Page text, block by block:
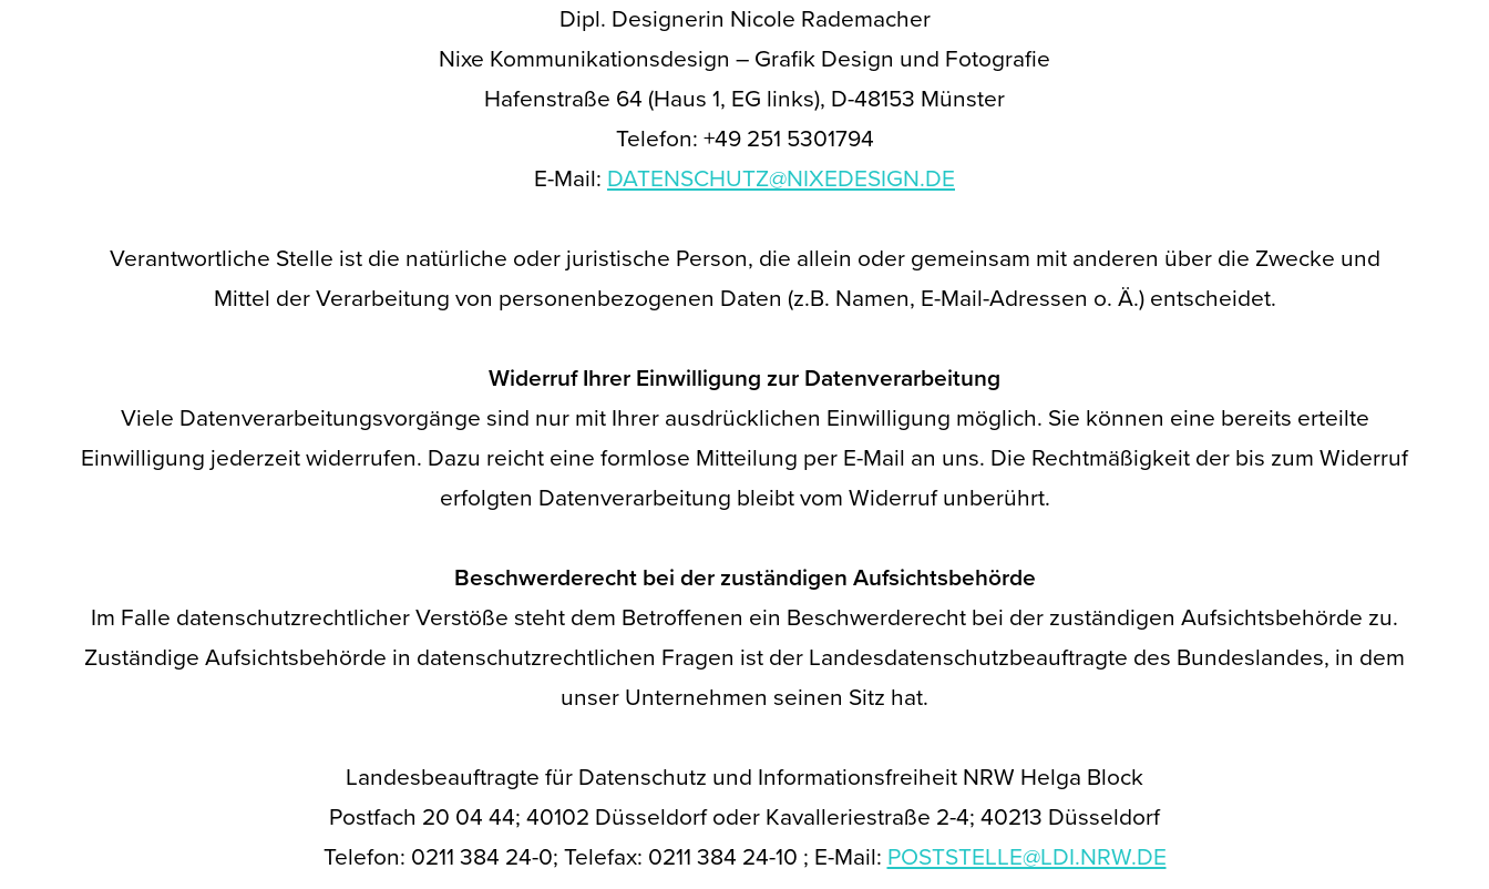
Dipl. Designerin Nicole Rademacher
Nixe Kommunikationsdesign – Grafik Design und Fotografie
Hafenstraße 64 (Haus 1, EG links), D-48153 Münster
Telefon: +49 251 5301794
E-Mail: DATENSCHUTZ@NIXEDESIGN.DE
Verantwortliche Stelle ist die natürliche oder juristische Person, die allein oder gemeinsam mit anderen über die Zwecke und
Mittel der Verarbeitung von personenbezogenen Daten (z.B. Namen, E-Mail-Adressen o. Ä.) entscheidet.
Widerruf Ihrer Einwilligung zur Datenverarbeitung
Viele Datenverarbeitungsvorgänge sind nur mit Ihrer ausdrücklichen Einwilligung möglich. Sie können eine bereits erteilte
Einwilligung jederzeit widerrufen. Dazu reicht eine formlose Mitteilung per E-Mail an uns. Die Rechtmäßigkeit der bis zum Widerruf
erfolgten Datenverarbeitung bleibt vom Widerruf unberührt.
Beschwerderecht bei der zuständigen Aufsichtsbehörde
Im Falle datenschutzrechtlicher Verstöße steht dem Betroffenen ein Beschwerderecht bei der zuständigen Aufsichtsbehörde zu.
Zuständige Aufsichtsbehörde in datenschutzrechtlichen Fragen ist der Landesdatenschutzbeauftragte des Bundeslandes, in dem
unser Unternehmen seinen Sitz hat.
Landesbeauftragte für Datenschutz und Informationsfreiheit NRW Helga Block
Postfach 20 04 44; 40102 Düsseldorf oder Kavalleriestraße 2-4; 40213 Düsseldorf
Telefon: 0211 384 24-0; Telefax: 0211 384 24-10 ; E-Mail: POSTSTELLE@LDI.NRW.DE